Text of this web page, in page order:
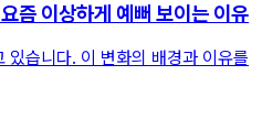
즘 이상하게 예뻐 보이는 이유
있습니다. 이 변화의 배경과 이유를